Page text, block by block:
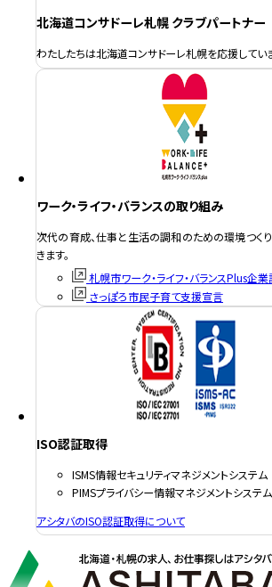
北海道コンサドーレ札幌 クラブパートナー
わたしたちは北海道コンサドーレ札幌を応援してい
ワーク・ライフ・バランスの取り組み
次代の育成、仕事と生活の調和のための環境つく
きます。
札幌市ワーク・ライフ・バランスPlus企
さっぽろ市民子育て支援宣言
ISO認証取得
ISMS情報セキュリティマネジメントシステム
PIMSプライバシー情報マネジメントシステム
アシタバのISO認証取得について